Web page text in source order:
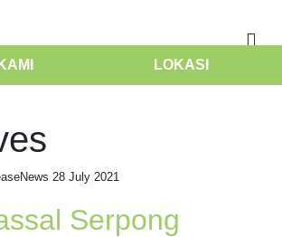
LOKASI
News 28 July 2021
Serpong